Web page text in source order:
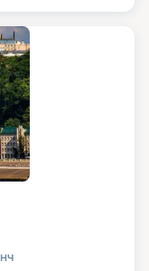
нч